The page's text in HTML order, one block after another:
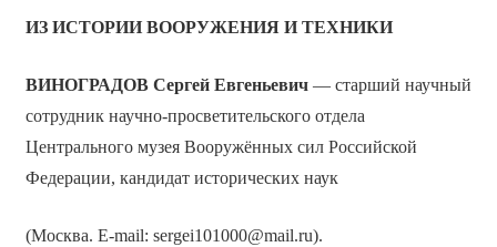
ИЗ ИСТОРИИ ВООРУЖЕНИЯ И ТЕХНИКИ
ВИНОГРАДОВ Сергей Евгеньевич— старший научный
сотрудник научно-просветительского отдела
Центрального музея Вооружённых сил Российской
Федерации, кандидат исторических наук
(Москва. E-mail: sergei101000@mail.ru).